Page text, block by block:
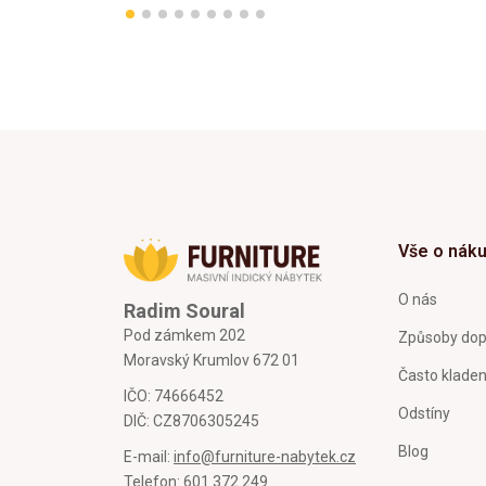
Radim Soural
Pod zámkem 202
Moravský Krumlov 672 01
IČO: 74666452
DIČ: CZ8706305245
E-mail: info@furniture-nabytek.cz
Telefon: 601 372 249
Vše o
O nás
Způsoby
Často
Odstíny
Blog